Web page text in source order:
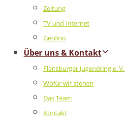
Zeitung
TV und Internet
Geolino
Über uns & Kontakt
Flensburger Jugendring e. V.
Wofür wir stehen
Das Team
Kontakt